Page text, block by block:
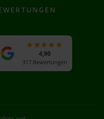
4,90
317 Bewertungen